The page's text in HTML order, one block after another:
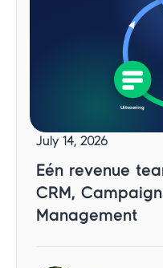
July 14, 2026
Eén revenue
CRM,
Management